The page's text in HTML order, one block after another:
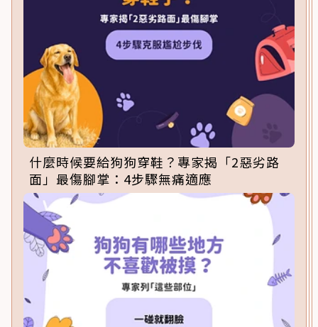
什麼時候要給狗狗穿鞋？專家揭「2惡劣路
面」最傷腳掌：4步驟無痛適應